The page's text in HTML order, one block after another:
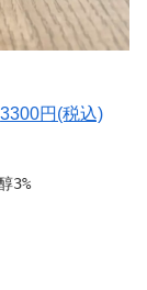
、この機会に
青森県西目
高1,000m
っていま
3300円(税込)
3%